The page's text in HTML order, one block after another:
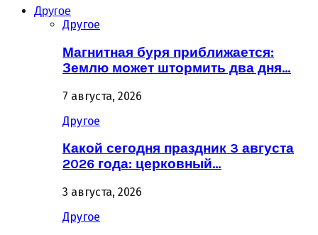
Другое
Другое
Магнитная буря приближается:
Землю может штормить два дня…
7 августа, 2026
Другое
Какой сегодня праздник 3 августа
2026 года: церковный…
3 августа, 2026
Другое